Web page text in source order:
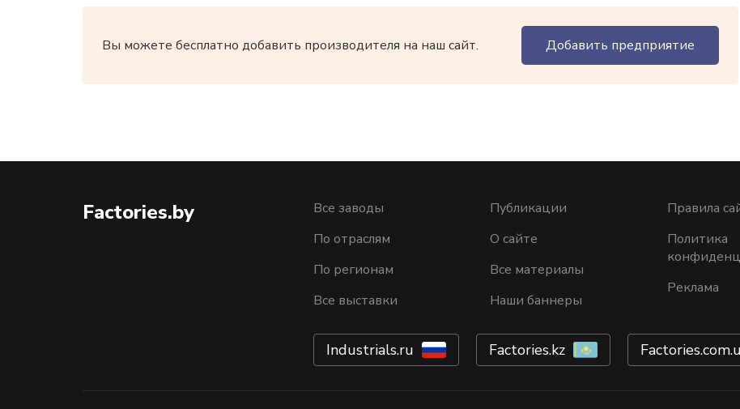
Вы можете бесплатно добавить производителя на наш сайт. Добавить предприятие
Factories.by
Все заводы
По отраслям
По регионам
Все выставки
Публикации
О сайте
Все материалы
Наши баннеры
Правила
Политика
Реклама
Industrials.ru Factories.kz